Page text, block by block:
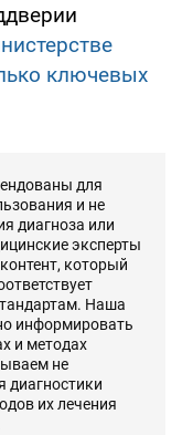
ключевых
для
и не
диагноза или
эксперты
который
Наша
информировать
и методах
не
диагностики
их лечения